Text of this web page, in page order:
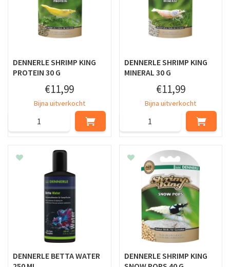
DENNERLE SHRIMP KING
PROTEIN 30 G
€11,99
Bijna uitverkocht
DENNERLE SHRIMP KING
MINERAL 30 G
€11,99
Bijna uitverkocht
DENNERLE BETTA WATER
DENNERLE SHRIMP KING